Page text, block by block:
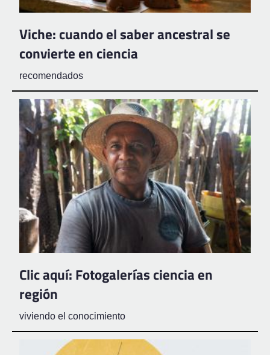
Viche: cuando el saber ancestral se
convierte en ciencia
recomendados
Clic aquí: Fotogalerías ciencia en
región
viviendo el conocimiento